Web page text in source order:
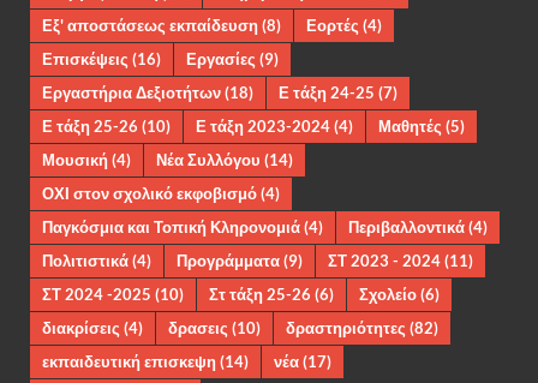
Εξ' αποστάσεως εκπαίδευση(8) Εορτές (4)
Επισκέψεις (16) Εργασίες (9)
Εργαστήρια Δεξιοτήτων(18) Ε τάξη 24-25 (7)
Ε τάξη 25-26 (10) Ε τάξη 2023-2024(4) Μαθητές (5)
Μουσική(4) Νέα Συλλόγου (14)
ΟΧΙ στον σχολικό εκφοβισμό(4)
Παγκόσμια και Τοπική Κληρονομιά(4) Περιβαλλοντικά(4)
Πολιτιστικά(4) Προγράμματα(9) ΣΤ 2023 - 2024(11)
ΣΤ 2024 -2025 (10) Στ τάξη 25-26 (6) Σχολείο(6)
διακρίσεις (4) δρασεις (10) δραστηριότητες (82)
εκπαιδευτική επισκεψη(14) νέα(17)